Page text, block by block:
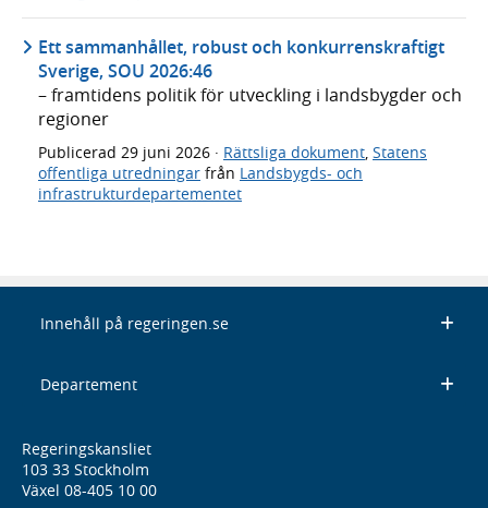
Ett sammanhållet, robust och konkurrenskraftigt
Sverige, SOU 2026:46
– framtidens politik för utveckling i landsbygder och
regioner
Publicerad 29 juni 2026 · Rättsliga dokument, Statens
offentliga utredningar från Landsbygds- och
infrastrukturdepartementet
Innehåll på regeringen.se
Departement
Regeringskansliet
103 33 Stockholm
Växel 08-405 10 00